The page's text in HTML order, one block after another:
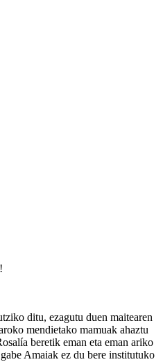
ditu, ezagutu duen maitearen
mendietako mamuak ahaztu
beretik eman eta eman ariko
Amaiak ez du bere institutuko